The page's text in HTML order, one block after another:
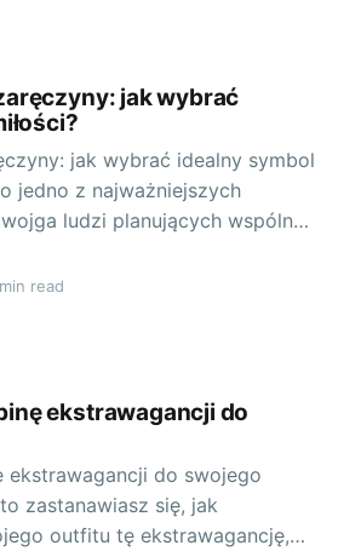
jak wybrać
jak wybrać idealny symbol
jedno z najważniejszych
ludzi planujących wspólną
te magiczne chwile, podczas
deklaracja miłości, są
read
ekstrawagancji do
ekstrawagancji do swojego
zastanawiasz się, jak
outfitu tę ekstrawagancję,